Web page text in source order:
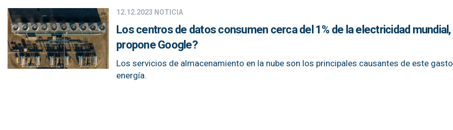
12.12.2023 NOTICIA
Los centros de datos consumen cerca del 1% de la electricidad
propone Google?
Los servicios de almacenamiento en la nube son los principales causantes de este
energía.